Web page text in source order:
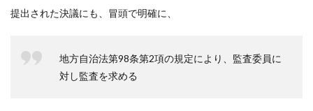
提出された決議にも、冒頭で明確に、
地方自治法第98条第2項の規定により、監査委員に
対し監査を求める